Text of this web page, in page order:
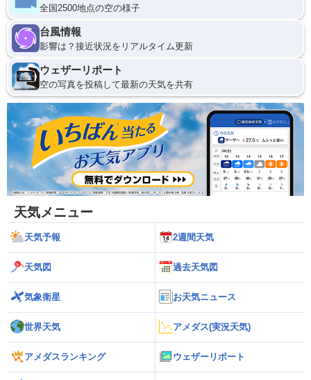
全国2500地点の空の様子
台風情報
影響は？接近状況をリアルタイム更新
ウェザーリポート
空の写真を投稿して最新の天気を共有
天気メニュー
天気予報 2週間天気
天気図 過去天気図
気象衛星 お天気ニュース
世界天気 アメダス(実況天気)
アメダスランキング ウェザーリポート